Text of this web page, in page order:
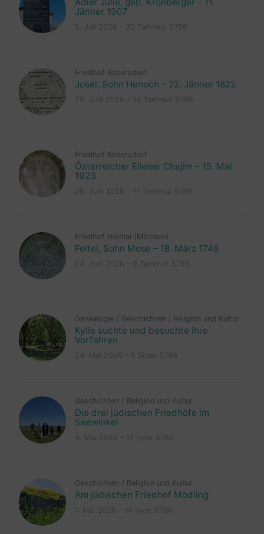
Jänner 1907
Friedhof Kobersdorf
Josel, Sohn Henoch – 22. Jänner 1822
Friedhof Kobersdorf
Österreicher Elieser Chajim – 15. Mai
1923
Friedhof Nikolai (Mikolow)
Feitel, Sohn Mose – 18. März 1748
Genealogie / Geschichten / Religion und Kultur
Kylie suchte und besuchte ihre
Vorfahren
Geschichten / Religion und Kultur
Die drei jüdischen Friedhöfe im
Seewinkel
Geschichten / Religion und Kultur
Am jüdischen Friedhof Mödling